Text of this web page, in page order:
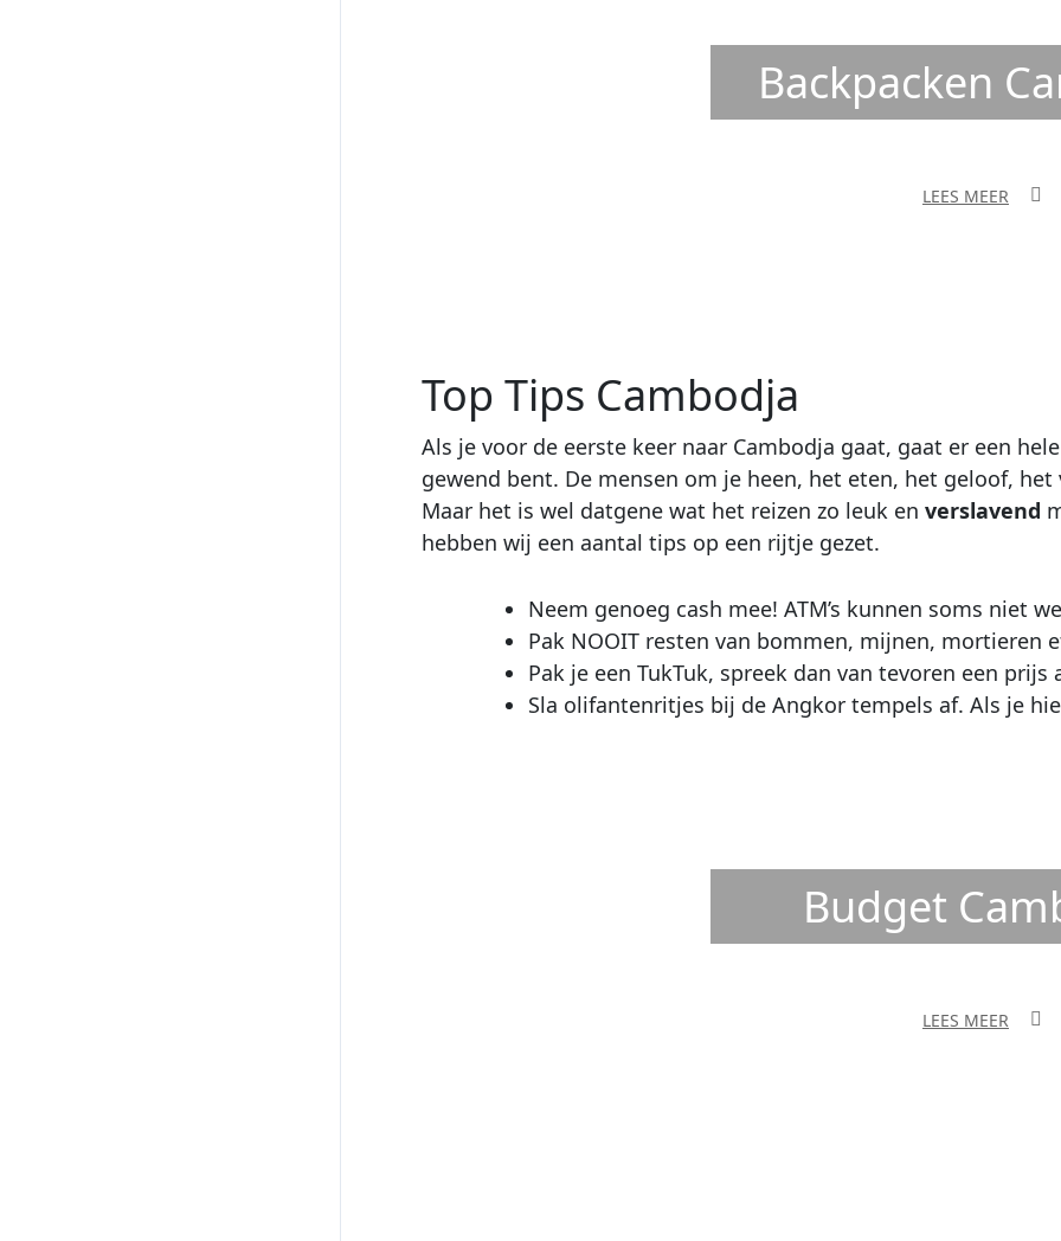
Backpacken
LEES MEER
Top Tips Cambodja
Als je voor de eerste keer naar Cambodja gaat, gaat er een
gewend bent. De mensen om je heen, het eten, het geloof,
Maar het is wel datgene wat het reizen zo leuk en verslavend
hebben wij een aantal tips op een rijtje gezet.
Neem genoeg cash mee! ATM’s kunnen soms niet
Pak NOOIT resten van bommen, mijnen, mortieren
Pak je een TukTuk, spreek dan van tevoren een prijs
Sla olifantenritjes bij de Angkor tempels af. Als je
Budget
LEES MEER